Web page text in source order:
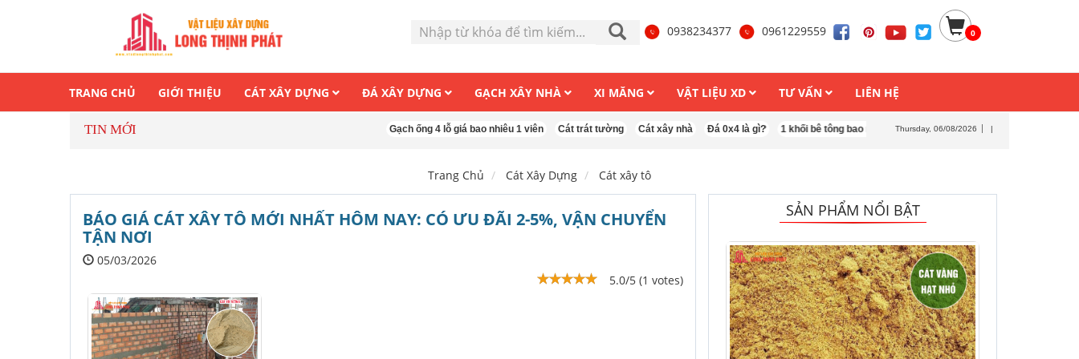
0938234377 0961229559 0
TRANG CHỦ GIỚI THIỆU CÁT XÂY DỰNG ĐÁ XÂY DỰNG GẠCH XÂY NHÀ XI MĂNG VẬT LIỆU XD TƯ VẤN LIÊN HỆ
TIN MỚI Gạch ống 4 lỗ giá bao nhiêu 1 viên Cát trát tường Cát xây nhà Đá 0x4 là gì? 1 khối bê tông bao nhiêu cát đá Thursday, 06/08/2026 |
Trang Chủ Cát Xây Dựng Cát xây tô
BÁO GIÁ CÁT XÂY TÔ MỚI NHẤT HÔM NAY: CÓ ƯU ĐÃI 2-5%, VẬN CHUYỂN
TẬN NƠI
05/03/2026
5.0/5 (1 votes)
SẢN PHẨM NỔI BẬT